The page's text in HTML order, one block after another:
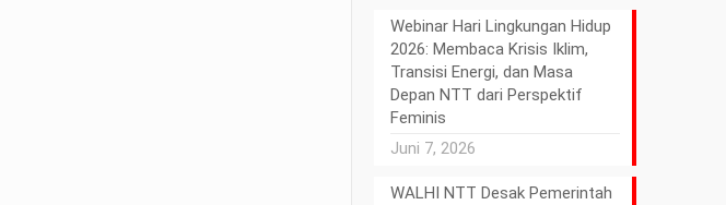
Webinar Hari Lingkungan Hidup
2026: Membaca Krisis Iklim,
Transisi Energi, dan Masa
Depan NTT dari Perspektif
Feminis
Juni 7, 2026
WALHI NTT Desak Pemerintah